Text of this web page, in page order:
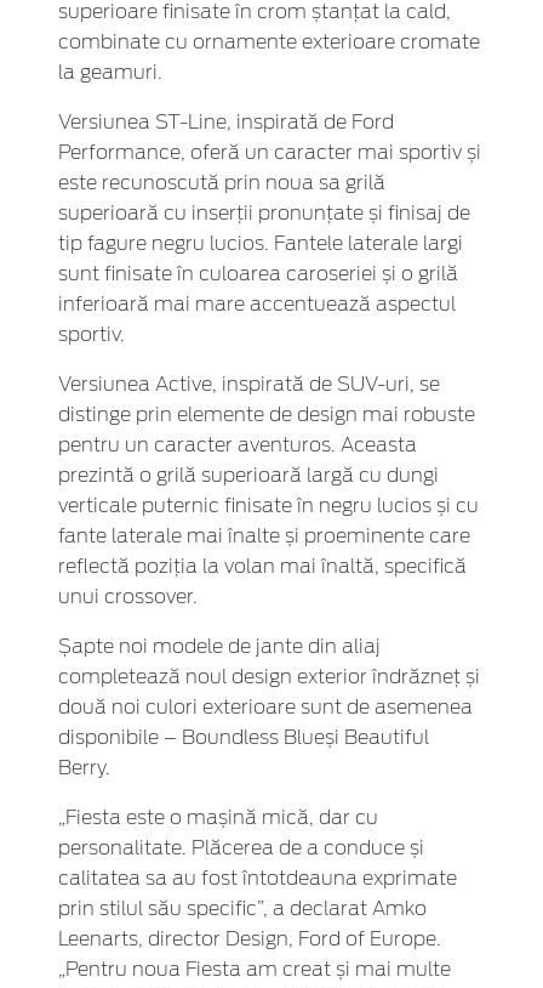
superioare finisate în crom ștanțat la cald,
combinate cu ornamente exterioare cromate
la geamuri.
Versiunea ST-Line, inspirată de Ford
Performance, oferă un caracter mai sportiv și
este recunoscută prin noua sa grilă
superioară cu inserții pronunțate și finisaj de
tip fagure negru lucios. Fantele laterale largi
sunt finisate în culoarea caroseriei și o grilă
inferioară mai mare accentuează aspectul
sportiv.
Versiunea Active, inspirată de SUV-uri, se
distinge prin elemente de design mai robuste
pentru un caracter aventuros. Aceasta
prezintă o grilă superioară largă cu dungi
verticale puternic finisate în negru lucios și cu
fante laterale mai înalte și proeminente care
reflectă poziția la volan mai înaltă, specifică
unui crossover.
Șapte noi modele de jante din aliaj
completează noul design exterior îndrăzneț și
două noi culori exterioare sunt de asemenea
disponibile – Boundless Blueși Beautiful
Berry.
„Fiesta este o mașină mică, dar cu
personalitate. Plăcerea de a conduce și
calitatea sa au fost întotdeauna exprimate
prin stilul său specific”, a declarat Amko
Leenarts, director Design, Ford of Europe.
„Pentru noua Fiesta am creat și mai multe